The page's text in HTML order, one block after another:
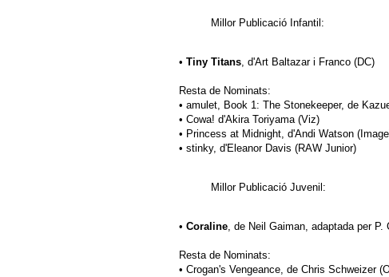
Millor Publicació Infantil:
• Tiny Titans , d'Art Baltazar i Franco (DC)
Resta de Nominats:
• amulet, Book 1: The Stonekeeper, de
• Cowa! d'Akira Toriyama (Viz)
• Princess at Midnight, d'Andi Watson
• stinky, d'Eleanor Davis (RAW Junior)
Millor Publicació Juvenil:
• Coraline, de Neil Gaiman, adaptada per
Resta de Nominats:
• Crogan's Vengeance, de Chris Schweizer